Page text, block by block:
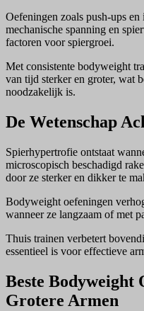
Oefeningen zoals push-ups
mechanische spanning en
factoren voor spiergroei.
Met consistente bodyweight
van tijd sterker en groter, wat
noodzakelijk is.
De Wetenschap
Spierhypertrofie ontstaat
microscopisch beschadigd
door ze sterker en dikker te
Bodyweight oefeningen
wanneer ze langzaam of met
Thuis trainen verbetert
essentieel is voor effectieve
Beste Bodyweight
Grotere Armen